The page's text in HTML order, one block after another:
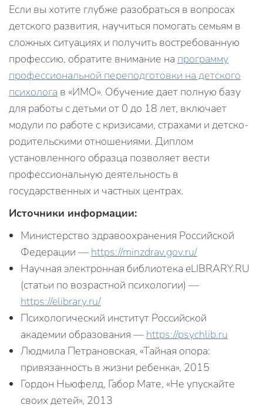
Если вы хотите глубже разобраться в вопросах
детского развития, научиться помогать семьям в
сложных ситуациях и получить востребованную
профессию, обратите внимание на программу
профессиональной переподготовки на детского
психолога в «ИМО». Обучение дает полную базу
для работы с детьми от 0 до 18 лет, включает
модули по работе с кризисами, страхами и детско-
родительскими отношениями. Диплом
установленного образца позволяет вести
профессиональную деятельность в
государственных и частных центрах.
Источники информации:
Министерство здравоохранения Российской
Федерации — https://minzdrav.gov.ru/
Научная электронная библиотека eLIBRARY.RU
(статьи по возрастной психологии) —
https://elibrary.ru/
Психологический институт Российской
академии образования — https://psychlib.ru
Людмила Петрановская, «Тайная опора:
привязанность в жизни ребенка», 2015
Гордон Ньюфелд, Габор Мате, «Не упускайте
своих детей», 2013